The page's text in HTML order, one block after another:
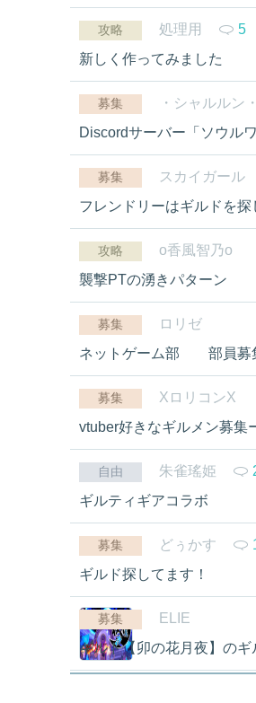
攻略 処理用
5
新しく作ってみました
募集 ・シャルルン・
Discordサーバー「ソウル
募集 スカイガール
フレンドリーはギルドを探
攻略
o香風智乃o
襲撃PTの湧きパターン
募集
ロリゼ
ネットゲーム部 部員募
募集
XロリコンX
vtuber好きなギルメン募集
自由 朱雀瑤姫
ギルティギアコラボ
募集 どぅかす
ギルド探してます！
募集
ELIE
ギルド【卯の花月夜】の